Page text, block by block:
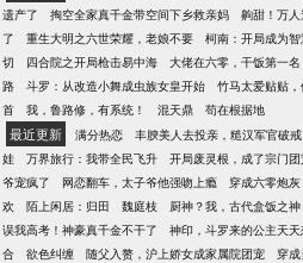
遗产了
掏空全家真千金带空间下乡救亲妈 齁甜！万
了
重生大明之六世荣耀，老娘不要 柯南：开局成为
切
四合院之开局枪击易中海 大佬在六零，干饭第一名
路
斗罗：从改造小舞成虫族女皇开始 竹马太爱贴贴
首
我，鲁路修，有系统！ 混天鼎 苟在根据地
最近更新 满分热恋 丰腴美人去投亲，糙汉军官破
娃
万界旅行：我带全民飞升 开局废灵根，成了宗门
爷宠疯了
网恋翻车，太子爷他强吻上瘾 穿成六零炮
欢
陌上闲居：归田 魏庭枝 厨神？我，古代盒饭之神
误我高考！神豪真千金不干了
神印，斗罗来的公主天
合
欲色纠缠 随父入赘，沪上娇女成家属院团宠 穿